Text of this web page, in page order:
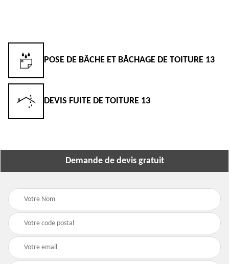
POSE DE BÂCHE ET BÂCHAGE DE TOITURE 13
DEVIS FUITE DE TOITURE 13
Demande de devis gratuit